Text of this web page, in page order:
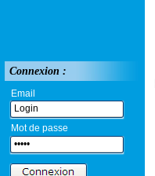
Connexion :
Email
Mot de passe